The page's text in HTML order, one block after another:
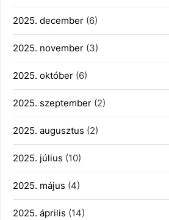
2025. december (6)
2025. november (3)
2025. október (6)
2025. szeptember (2)
2025. augusztus (2)
2025. július (10)
2025. május (4)
2025. április (14)